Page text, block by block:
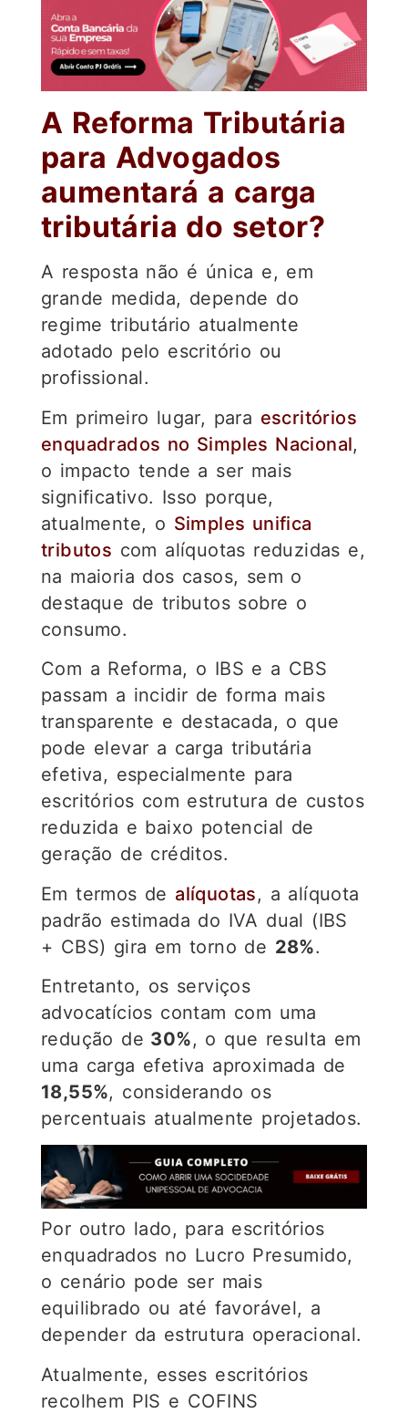
A Reforma Tributária
para Advogados
aumentará a carga
tributária do setor?
A resposta não é única e, em
grande medida, depende do
regime tributário atualmente
adotado pelo escritório ou
profissional.
Em primeiro lugar, para escritórios
enquadrados no Simples Nacional,
o impacto tende a ser mais
significativo. Isso porque,
atualmente, o Simples unifica
tributos com alíquotas reduzidas e,
na maioria dos casos, sem o
destaque de tributos sobre o
consumo.
Com a Reforma, o IBS e a CBS
passam a incidir de forma mais
transparente e destacada, o que
pode elevar a carga tributária
efetiva, especialmente para
escritórios com estrutura de custos
reduzida e baixo potencial de
geração de créditos.
Em termos de alíquotas, a alíquota
padrão estimada do IVA dual (IBS
+ CBS) gira em torno de 28%.
Entretanto, os serviços
advocatícios contam com uma
redução de 30%, o que resulta em
uma carga efetiva aproximada de
18,55%, considerando os
percentuais atualmente projetados.
Por outro lado, para escritórios
enquadrados no Lucro Presumido,
o cenário pode ser mais
equilibrado ou até favorável, a
depender da estrutura operacional.
Atualmente, esses escritórios
recolhem PIS e COFINS